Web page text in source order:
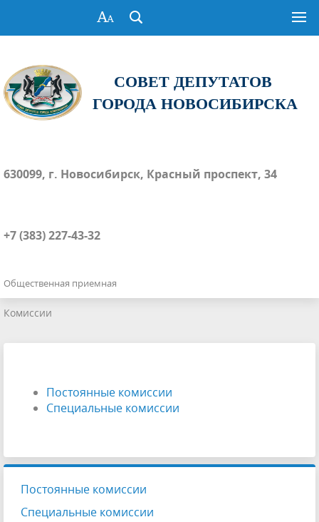
СОВЕТ ДЕПУТАТОВ
ГОРОДА НОВОСИБИРСКА
630099, г. Новосибирск, Красный проспект, 34
+7 (383) 227-43-32
Общественная приемная
Комиссии
Постоянные комиссии
Специальные комиссии
Постоянные комиссии
Специальные комиссии